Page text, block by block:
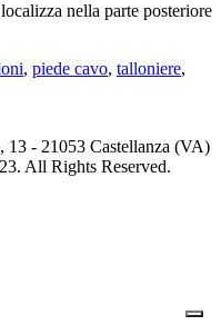
nella parte posteriore
, piede cavo, talloniere,
13 - 21053 Castellanza (VA)
All Rights Reserved.